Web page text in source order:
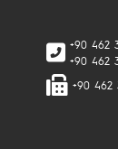
+90 462
+90 462
+90 462